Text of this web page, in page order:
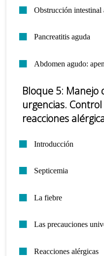
Obstrucción intestinal
Pancreatitis aguda
Abdomen agudo:
Bloque 5: Manejo
urgencias.
reacciones
Introducción
Septicemia
La fiebre
Las precauciones
Reacciones alérgicas